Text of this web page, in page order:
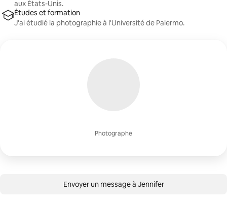
Photographe
aux États-Unis.
Études et formation
J'ai étudié la photographie à l'Université de Palermo.
Envoyer un message à Jennifer